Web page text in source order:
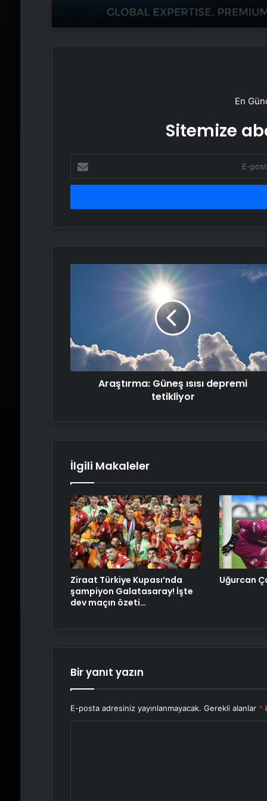
En
Sitemize
posta
adresinizi
Araştırma: Güneş ısısı depremi
tetikliyor
İlgili Makaleler
Ziraat Türkiye Kupası’nda
şampiyon Galatasaray! İşte
dev maçın özeti…
Uğurcan
Bir yanıt yazın
E-posta adresiniz yayınlanmayacak. Gerekli alanlar *